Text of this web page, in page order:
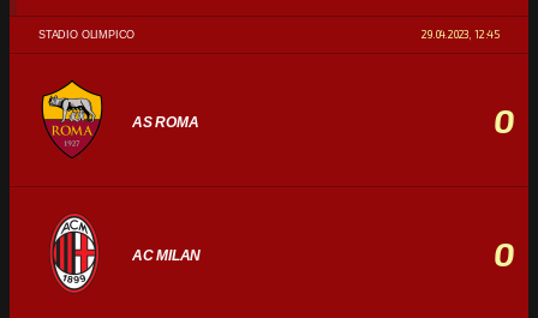
STADIO OLIMPICO 29.04.2023, 12:45
AS ROMA 0
AC MILAN 0